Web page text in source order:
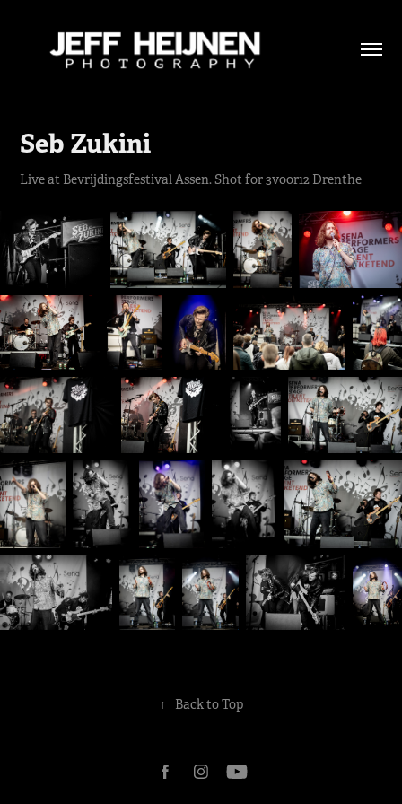
Seb Zukini
Live at Bevrijdingsfestival Assen. Shot for 3voor12 Drenthe
↑ Back to Top